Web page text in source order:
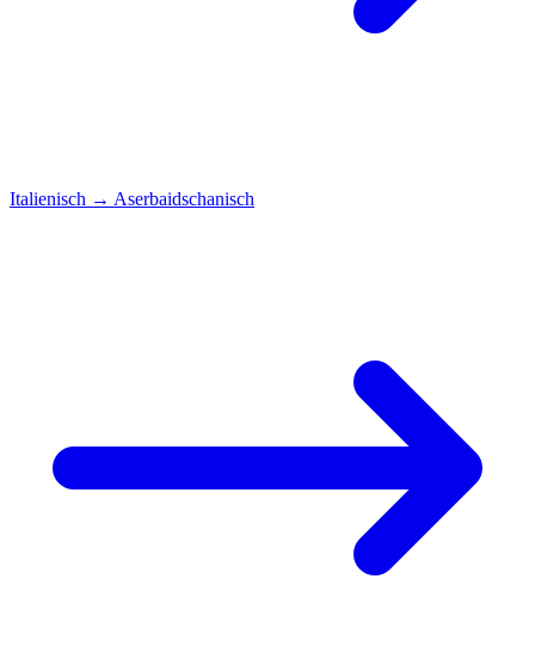
Italienisch → Aserbaidschanisch